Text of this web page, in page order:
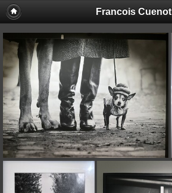
Francois Cuenot